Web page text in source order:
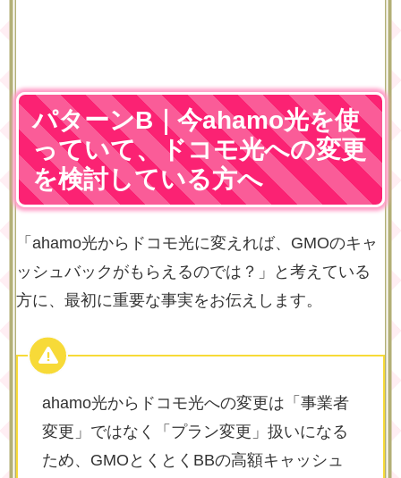
パターンB｜今ahamo光を使
っていて、ドコモ光への変更
を検討している方へ
「ahamo光からドコモ光に変えれば、GMOのキャ
ッシュバックがもらえるのでは？」と考えている
方に、最初に重要な事実をお伝えします。
ahamo光からドコモ光への変更は「事業者
変更」ではなく「プラン変更」扱いになる
ため、GMOとくとくBBの高額キャッシュ